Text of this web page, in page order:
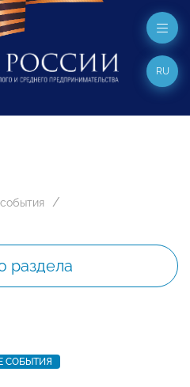
RU
раздела
СОБЫТИЯ